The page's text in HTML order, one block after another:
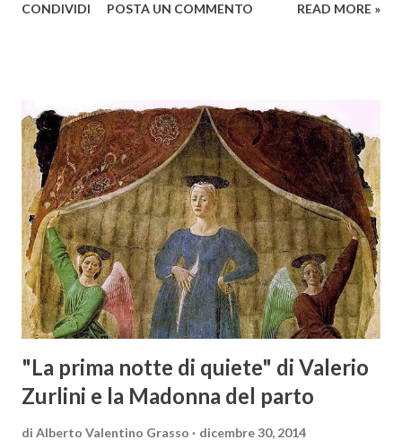
presso l’Hotel Regina di Vienna dalla società Wein & Kultur,
territorio maremmano: Consorzio Tutela Vini della
Maremma Toscana, del Montecucco e del Morellino di
Scansano. Scopo dell’iniziativa è stato quello di promuovere
le eccellenze vitivinicole della regione in Austria, un
mercato dove il potenziale di crescita è ancora molto alto,
assistendo i produttori nella creazione di contatti
commerciali con gli operatori locali. Gli organizzatori
dell’evento, Christian Bauer, austriaco ed esperto di vini e
conoscitore dei mercati di lingua tedes...
CONDIVIDI POSTA UN COMMENTO READ MORE »
"La prima notte di quiete" di Valerio
Zurlini e la Madonna del parto
di Alberto Valentino Grasso dicembre 30, 2014